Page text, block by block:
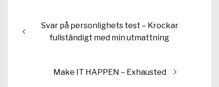
Inläggsnavigering
Föregående
inlägg:
Svar på personlighets test – Krockar
fullständigt med min utmattning
Nästa
Make IT HAPPEN – Exhausted